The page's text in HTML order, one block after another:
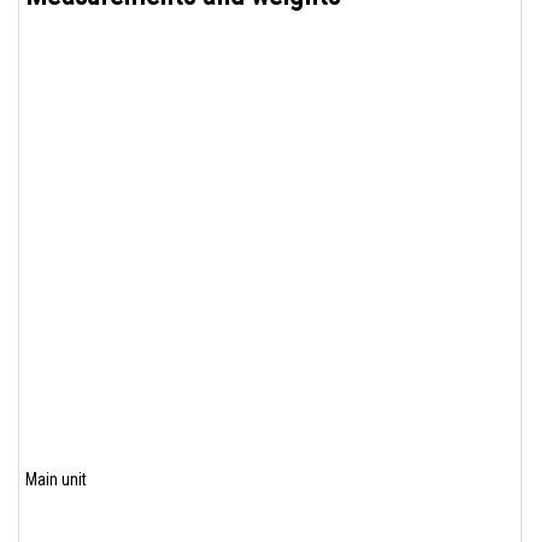
Main unit